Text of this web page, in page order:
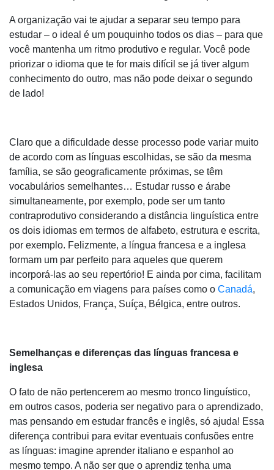
A organização vai te ajudar a separar seu tempo para
estudar – o ideal é um pouquinho todos os dias – para que
você mantenha um ritmo produtivo e regular. Você pode
priorizar o idioma que te for mais difícil se já tiver algum
conhecimento do outro, mas não pode deixar o segundo
de lado!
Claro que a dificuldade desse processo pode variar muito
de acordo com as línguas escolhidas, se são da mesma
família, se são geograficamente próximas, se têm
vocabulários semelhantes… Estudar russo e árabe
simultaneamente, por exemplo, pode ser um tanto
contraprodutivo considerando a distância linguística entre
os dois idiomas em termos de alfabeto, estrutura e escrita,
por exemplo. Felizmente, a língua francesa e a inglesa
formam um par perfeito para aqueles que querem
incorporá-las ao seu repertório! E ainda por cima, facilitam
a comunicação em viagens para países como o Canadá,
Estados Unidos, França, Suíça, Bélgica, entre outros.
Semelhanças e diferenças das línguas francesa e
inglesa
O fato de não pertencerem ao mesmo tronco linguístico,
em outros casos, poderia ser negativo para o aprendizado,
mas pensando em estudar francês e inglês, só ajuda! Essa
diferença contribui para evitar eventuais confusões entre
as línguas: imagine aprender italiano e espanhol ao
mesmo tempo. A não ser que o aprendiz tenha uma